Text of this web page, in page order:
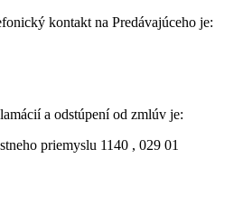
kontakt na Predávajúceho je:
a odstúpení od zmlúv je:
priemyslu 1140 , 029 01